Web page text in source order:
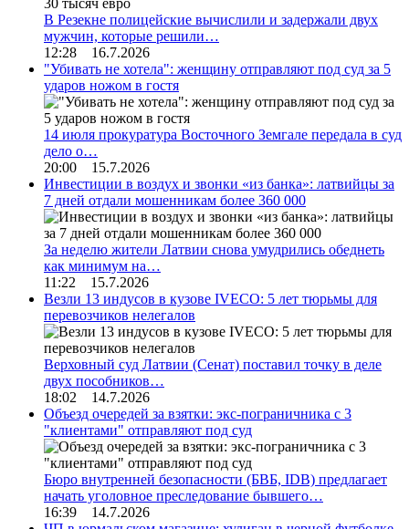
В Резекне полицейские вычислили и задержали двух
мужчин, которые решили…
12:28 16.7.2026
"Убивать не хотела": женщину отправляют под суд за 5
ударов ножом в гостя
14 июля прокуратура Восточного Земгале передала в суд
дело о…
20:00 15.7.2026
Инвестиции в воздух и звонки «из банка»: латвийцы за
7 дней отдали мошенникам более 360 000
За неделю жители Латвии снова умудрились обеднеть
как минимум на…
11:22 15.7.2026
Везли 13 индусов в кузове IVECO: 5 лет тюрьмы для
перевозчиков нелегалов
Верховный суд Латвии (Сенат) поставил точку в деле
двух пособников…
18:02 14.7.2026
Объезд очередей за взятки: экс-пограничника с 3
"клиентами" отправляют под суд
Бюро внутренней безопасности (БВБ, IDB) предлагает
начать уголовное преследование бывшего…
16:39 14.7.2026